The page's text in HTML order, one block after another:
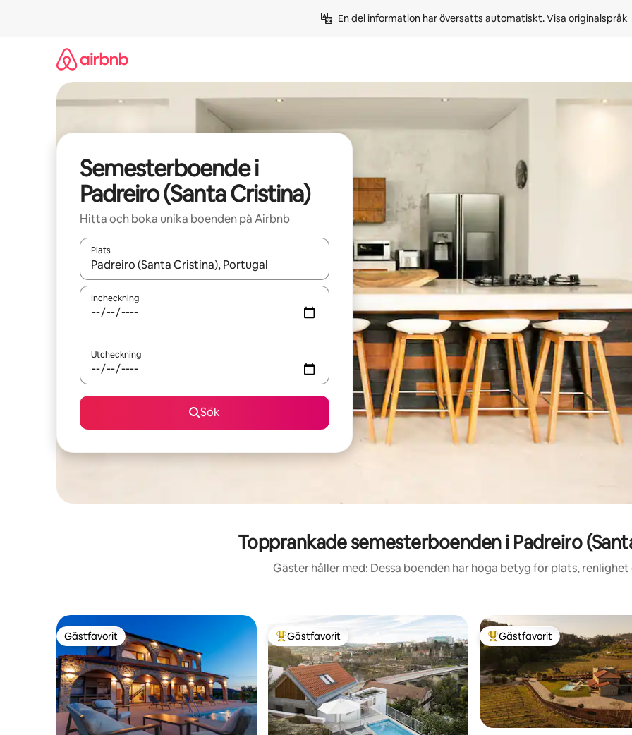
En del information har översatts automatiskt. Visa originalspråk
Semesterboende i
Padreiro (Santa Cristina)
Hitta och boka unika boenden på Airbnb
Plats
När resultaten är tillgängliga kan du navigera med upp- och nedåtpilarna eller utforska genom att trycka eller svepa.
Incheckning
Utcheckning
Sök
Topprankade semesterboenden i Padreiro
Gäster håller med: Dessa boenden har höga betyg för plats, renlighet
Gästfavorit
Gästfavorit Populär gästfavorit
Gästfavorit Populär gästfavorit
Gästfavorit